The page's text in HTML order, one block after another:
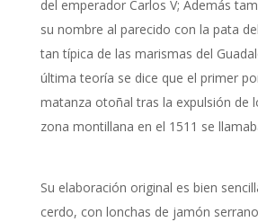
del emperador Carlos V; Además
su nombre al parecido con la pata
tan típica de las marismas del
última teoría se dice que el primer
matanza otoñal tras la expulsión de
zona montillana en el 1511 se
Su elaboración original es bien
cerdo, con lonchas de jamón